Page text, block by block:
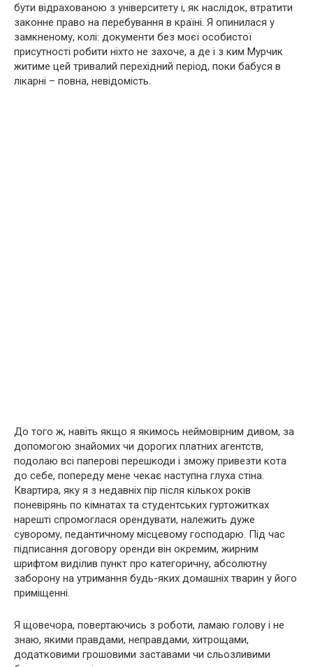
бути відрахованою з університету і, як наслідок, втратити
законне право на перебування в країні. Я опинилася у
замкненому, колі: документи без моєї особистої
присутності робити ніхто не захоче, а де і з ким Мурчик
житиме цей тривалий перехідний період, поки бабуся в
лікарні – повна, невідомість.
До того ж, навіть якщо я якимось неймовірним дивом, за
допомогою знайомих чи дорогих платних агентств,
подолаю всі паперові перешкоди і зможу привезти кота
до себе, попереду мене чекає наступна глуха стіна.
Квартира, яку я з недавніх пір після кількох років
поневірянь по кімнатах та студентських гуртожитках
нарешті спромоглася орендувати, належить дуже
суворому, педантичному місцевому господарю. Під час
підписання договору оренди він окремим, жирним
шрифтом виділив пункт про категоричну, абсолютну
заборону на утримання будь-яких домашніх тварин у його
приміщенні.
Я щовечора, повертаючись з роботи, ламаю голову і не
знаю, якими правдами, неправдами, хитрощами,
додатковими грошовими заставами чи сльозливими